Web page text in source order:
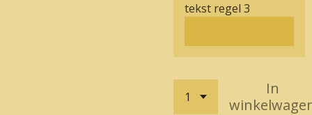
tekst regel 3
In